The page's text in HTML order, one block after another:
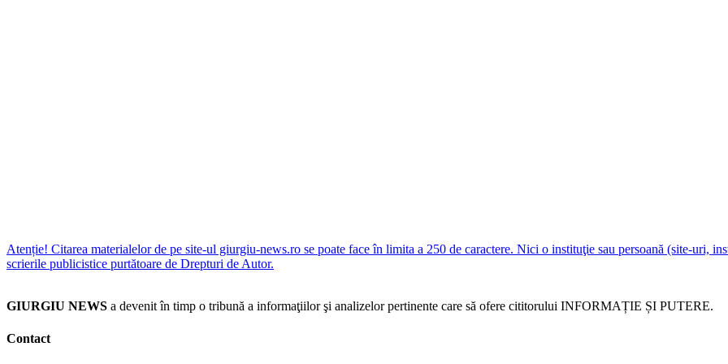
Atenție! Citarea materialelor de pe site-ul giurgiu-news.ro se poate face în limita a 250 de caractere. Nici o instituţie sau persoană (site-uri,
scrierile publicistice purtătoare de Drepturi de Autor.
GIURGIU NEWS a devenit în timp o tribună a informaţiilor şi analizelor pertinente care să ofere cititorului INFORMAȚIE ȘI PUTERE.
Contact